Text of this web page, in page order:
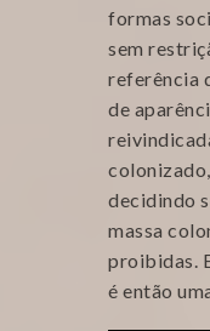
formas
sem
referência
de
decidindo
massa
proibidas.
é então